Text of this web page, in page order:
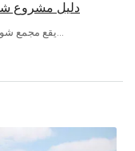
دليل مشروع